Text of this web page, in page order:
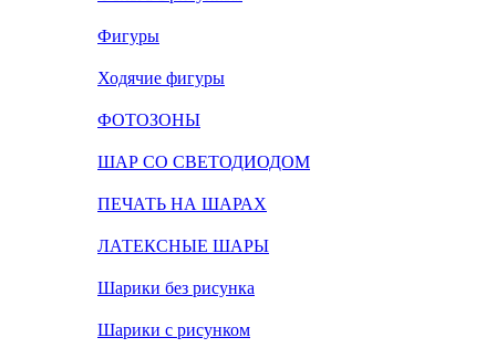
Фигуры
Ходячие фигуры
ФОТОЗОНЫ
ШАР СО СВЕТОДИОДОМ
ПЕЧАТЬ НА ШАРАХ
ЛАТЕКСНЫЕ ШАРЫ
Шарики без рисунка
Шарики с рисунком